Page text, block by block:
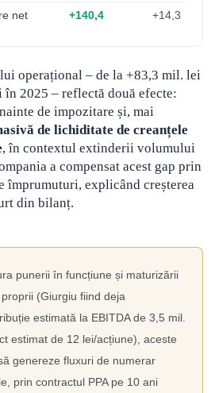
net +140,4 +14,3
operațional – de la +83,3 mil. lei
2025 – reflectă două efecte:
de impozitare și, mai
de lichiditate de creanțele
, în contextul extinderii volumului
a compensat acest gap prin
împrumuturi, explicând creșterea
din bilanț.
punerii în funcțiune și maturizării
(Giurgiu fiind deja
estimată la EBITDA de 3,5 mil.
estimat de 12 lei/acțiune), aceste
genereze fluxuri de numerar
prin contractul PPA pe 10 ani